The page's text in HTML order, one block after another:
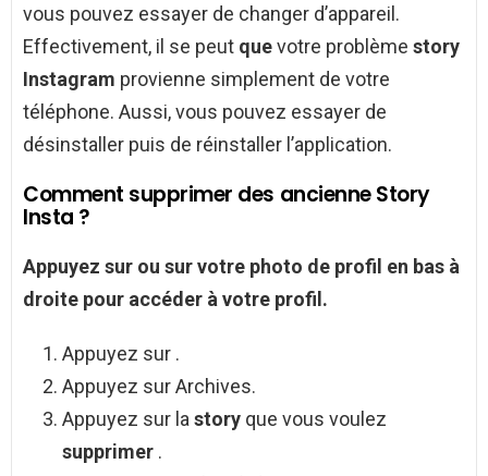
vous pouvez essayer de changer d’appareil.
Effectivement, il se peut quevotre problème story
Instagram provienne simplement de votre
téléphone. Aussi, vous pouvez essayer de
désinstaller puis de réinstaller l’application.
Comment supprimer des ancienne Story
Insta ?
Appuyez sur ou sur votre photo de profil en bas à
droite pour accéder à votre profil.
Appuyez sur .
Appuyez sur Archives.
Appuyez sur la story que vous voulez
supprimer .